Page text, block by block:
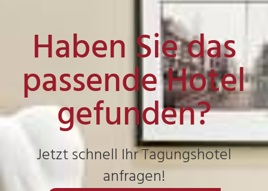
Haben Sie das
passende Hotel
gefunden?
Jetzt schnell Ihr Tagungshotel
anfragen!